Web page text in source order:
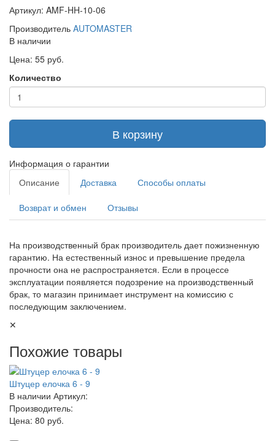
Артикул: AMF-HH-10-06
Производитель AUTOMASTER
В наличии
Цена: 55 руб.
Количество
В корзину
Информация о гарантии
Описание
Доставка Способы оплаты
Возврат и обмен Отзывы
На производственный брак производитель дает пожизненную
гарантию. На естественный износ и превышение предела
прочности она не распространяется. Если в процессе
эксплуатации появляется подозрение на производственный
брак, то магазин принимает инструмент на комиссию с
последующим заключением.
✕
Похожие товары
Штуцер елочка 6 - 9
В наличии Артикул:
Производитель:
Цена: 80 руб.